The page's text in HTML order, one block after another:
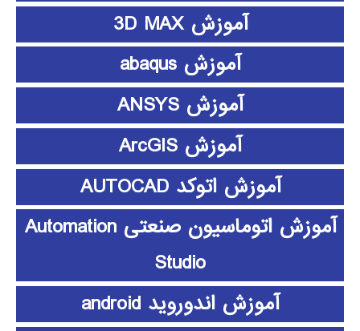
آموزش 3D MAX
آموزش abaqus
آموزش ANSYS
آموزش ArcGIS
آموزش اتوکد AUTOCAD
آموزش اتوماسیون صنعتی Automation
Studio
آموزش اندوروید android